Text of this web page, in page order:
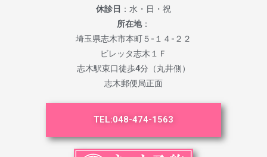
休診日 ：水・日・祝
所在地：
埼玉県志木市本町５-１４-２２
ビレッタ志木１Ｆ
志木駅東口徒歩4分（丸井側）
志木郵便局正面
TEL:048-474-1563